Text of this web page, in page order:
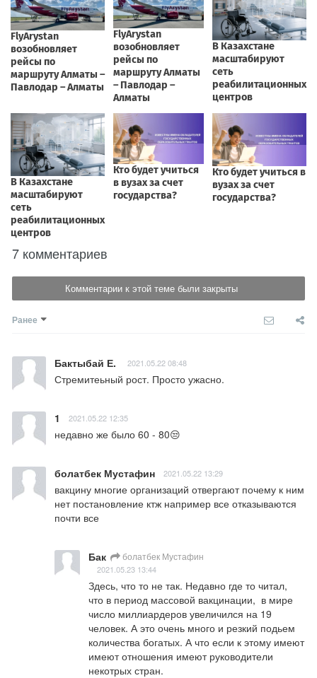
7 комментариев
Комментарии к этой теме были закрыты
Ранее
Бактыбай Е. 2021.05.22 08:48
Стремитеьный рост. Просто ужасно.
1 2021.05.22 12:35
недавно же было 60 - 80😒
болатбек Мустафин 2021.05.22 13:29
вакцину многие организаций отвергают почему к ним
нет постановление ктж например все отказываются
почти все
Бак болатбек Мустафин
2021.05.23 13:44
Здесь, что то не так. Недавно где то читал,
что в период массовой вакцинации,  в мире
число миллиардеров увеличился на 19
человек. А это очень много и резкий подьем
количества богатых. А что если к этому имеют
имеют отношения имеют руководители
некотрых стран.